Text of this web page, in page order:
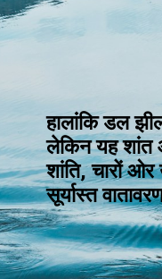
हालांकि डल
लेकिन यह शांत
शांति, चारों
सूर्यास्त